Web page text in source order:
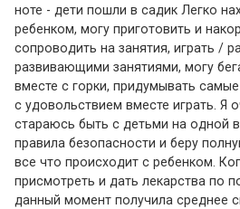
ноте - дети пошли в садик Легко
ребенком, могу приготовить и
сопроводить на занятия, играть /
развивающими занятиями, могу
вместе с горки, придумывать
с удовольствием вместе играть. Я
стараюсь быть с детьми на одной
правила безопасности и беру
все что происходит с ребенком.
присмотреть и дать лекарства по
данный момент получила среднее